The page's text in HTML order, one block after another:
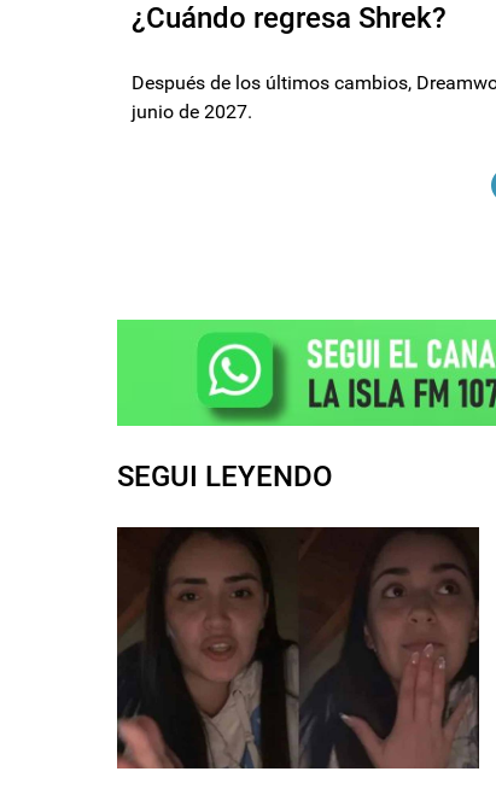
¿Cuándo regresa Shrek?
Después de los últimos cambios,
junio de 2027.
SEGUI LEYENDO